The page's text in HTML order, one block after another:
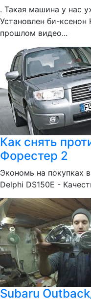
. Такая машина у нас
Установлен би-
прошлом видео...
Как снять
Форестер 2
Экономь на покупках
Delphi DS150E -
Subaru